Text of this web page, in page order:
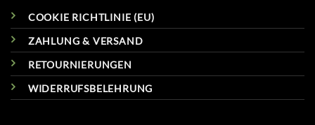
COOKIE RICHTLINIE (EU)
ZAHLUNG & VERSAND
RETOURNIERUNGEN
WIDERRUFSBELEHRUNG